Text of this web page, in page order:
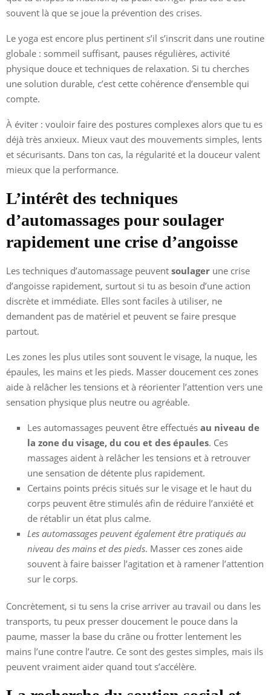
souvent là que se joue la prévention des crises.
Le yoga est encore plus pertinent s’il s’inscrit dans une routine
globale : sommeil suffisant, pauses régulières, activité
physique douce et techniques de relaxation. Si tu cherches
une solution durable, c’est cette cohérence d’ensemble qui
compte.
À éviter : vouloir faire des postures complexes alors que tu es
déjà très anxieux. Mieux vaut des mouvements simples, lents
et sécurisants. Dans ton cas, la régularité et la douceur valent
mieux que la performance.
L’intérêt des techniques
d’automassages pour soulager
rapidement une crise d’angoisse
Les techniques d’automassage peuvent soulager une crise
d’angoisse rapidement, surtout si tu as besoin d’une action
discrète et immédiate. Elles sont faciles à utiliser, ne
demandent pas de matériel et peuvent se faire presque
partout.
Les zones les plus utiles sont souvent le visage, la nuque, les
épaules, les mains et les pieds. Masser doucement ces zones
aide à relâcher les tensions et à réorienter l’attention vers une
sensation physique plus neutre ou agréable.
Les automassages peuvent être effectués au niveau de
la zone du visage, du cou et des épaules. Ces
massages aident à relâcher les tensions et à retrouver
une sensation de détente plus rapidement.
Certains points précis situés sur le visage et le haut du
corps peuvent être stimulés afin de réduire l’anxiété et
de rétablir un état plus calme.
Les automassages peuvent également être pratiqués au
niveau des mains et des pieds. Masser ces zones aide
souvent à faire baisser l’agitation et à ramener l’attention
sur le corps.
Concrètement, si tu sens la crise arriver au travail ou dans les
transports, tu peux presser doucement le pouce dans la
paume, masser la base du crâne ou frotter lentement les
mains l’une contre l’autre. Ce sont des gestes simples, mais ils
peuvent vraiment aider quand tout s’accélère.